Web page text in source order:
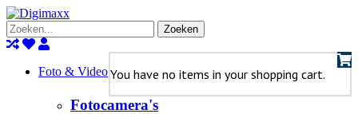
Zoeken
You have no items in your shopping cart.
Foto & Video
Fotocamera's